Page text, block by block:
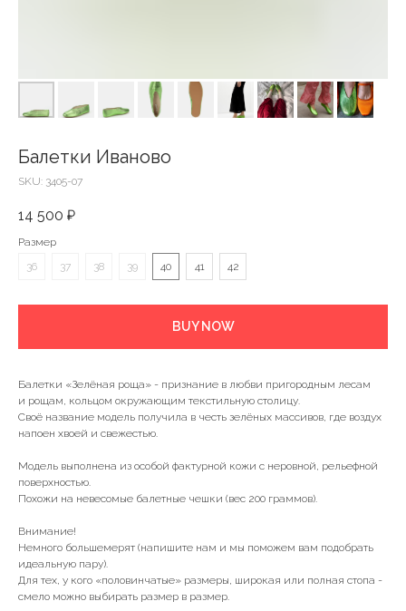
Балетки Иваново
SKU: 3405-07
14 500 ₽
Размер
36
37 38 39 40 41 42
BUY NOW
Балетки «Зелёная роща» - признание в любви пригородным лесам
и рощам, кольцом окружающим текстильную столицу.
Своё название модель получила в честь зелёных массивов, где воздух
напоен хвоей и свежестью.
Модель выполнена из особой фактурной кожи с неровной, рельефной
поверхностью.
Похожи на невесомые балетные чешки (вес 200 граммов).
Внимание!
Немного большемерят (напишите нам и мы поможем вам подобрать
идеальную пару).
Для тех, у кого «половинчатые» размеры, широкая или полная стопа -
смело можно выбирать размер в размер.